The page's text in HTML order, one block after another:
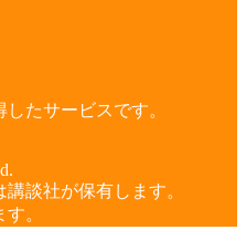
たサービスです。
談社が保有します。
。